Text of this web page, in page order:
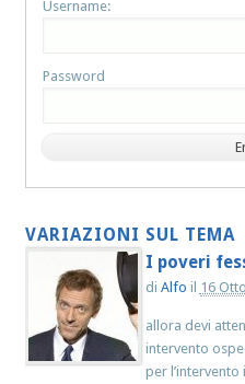
Username:
Password
VARIAZIONI SUL TEMA
I poveri
di Alfo il 16
allora devi
intervento
per l’intervento